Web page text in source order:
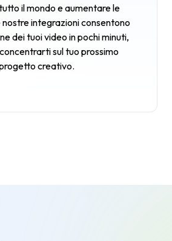
il mondo e aumentare le
integrazioni consentono
dei tuoi video in pochi minuti,
sul tuo prossimo
creativo.